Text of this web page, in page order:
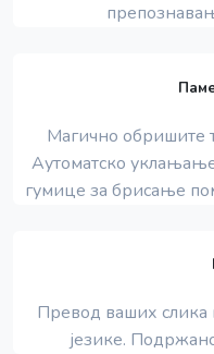
Магично обришите
Аутоматско
гумице за брисање
Превод ваших слика
језике.